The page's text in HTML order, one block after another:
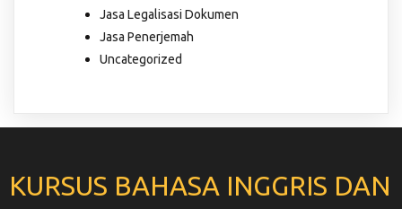
Jasa Legalisasi Dokumen
Jasa Penerjemah
Uncategorized
KURSUS BAHASA INGGRIS DAN